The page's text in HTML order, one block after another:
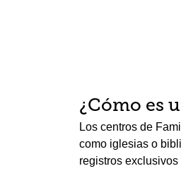
¿Cómo es
Los centros de
como iglesias o
registros